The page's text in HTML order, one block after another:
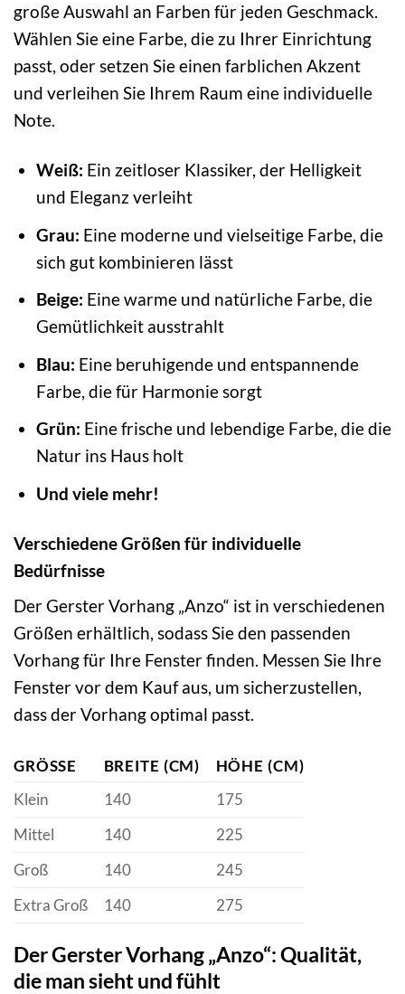
große Auswahl an Farben für jeden Geschmack.
Wählen Sie eine Farbe, die zu Ihrer Einrichtung
passt, oder setzen Sie einen farblichen Akzent
und verleihen Sie Ihrem Raum eine individuelle
Note.
Weiß: Ein zeitloser Klassiker, der Helligkeit
und Eleganz verleiht
Grau: Eine moderne und vielseitige Farbe, die
sich gut kombinieren lässt
Beige: Eine warme und natürliche Farbe, die
Gemütlichkeit ausstrahlt
Blau: Eine beruhigende und entspannende
Farbe, die für Harmonie sorgt
Grün: Eine frische und lebendige Farbe, die die
Natur ins Haus holt
Und viele mehr!
Verschiedene Größen für individuelle
Bedürfnisse
Der Gerster Vorhang „Anzo“ ist in verschiedenen
Größen erhältlich, sodass Sie den passenden
Vorhang für Ihre Fenster finden. Messen Sie Ihre
Fenster vor dem Kauf aus, um sicherzustellen,
dass der Vorhang optimal passt.
GRÖSSE BREITE (CM)
HÖHE (CM)
Klein
140
175
Mittel
140
225
Groß
140
245
Extra Groß
140 275
Der Gerster Vorhang „Anzo“: Qualität,
die man sieht und fühlt